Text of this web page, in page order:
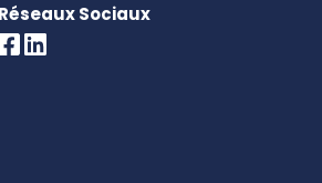
Réseaux Sociaux